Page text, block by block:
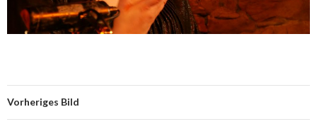
Vorheriges Bild